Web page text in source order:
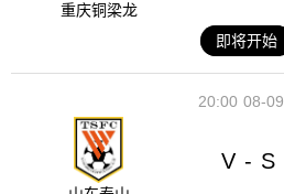
重庆铜梁龙
即将开始
08-09
20:00
V - S